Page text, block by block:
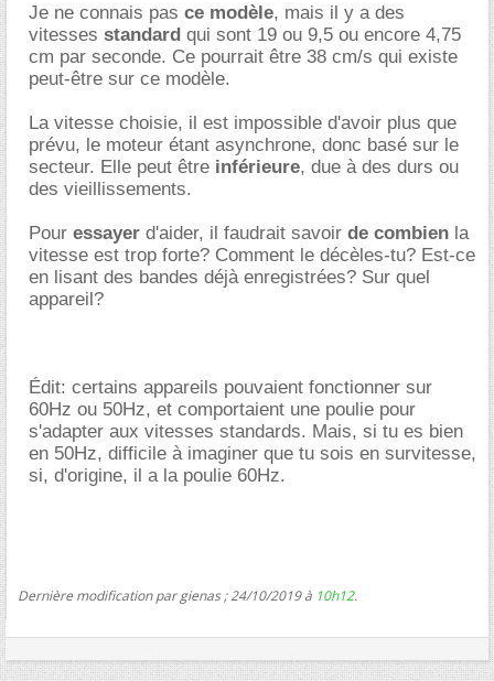
Je ne connais pas ce modèle, mais il y a des
vitesses standard qui sont 19 ou 9,5 ou encore 4,75
cm par seconde. Ce pourrait être 38 cm/s qui existe
peut-être sur ce modèle.
La vitesse choisie, il est impossible d'avoir plus que
prévu, le moteur étant asynchrone, donc basé sur le
secteur. Elle peut être inférieure, due à des durs ou
des vieillissements.
Pour essayer d'aider, il faudrait savoir de combien la
vitesse est trop forte? Comment le décèles-tu? Est-ce
en lisant des bandes déjà enregistrées? Sur quel
appareil?
Édit: certains appareils pouvaient fonctionner sur
60Hz ou 50Hz, et comportaient une poulie pour
s'adapter aux vitesses standards. Mais, si tu es bien
en 50Hz, difficile à imaginer que tu sois en survitesse,
si, d'origine, il a la poulie 60Hz.
Dernière modification par gienas ; 24/10/2019 à 10h12.